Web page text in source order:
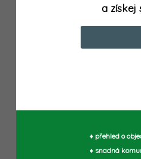
a získej
♦ přehled o
♦ snadná